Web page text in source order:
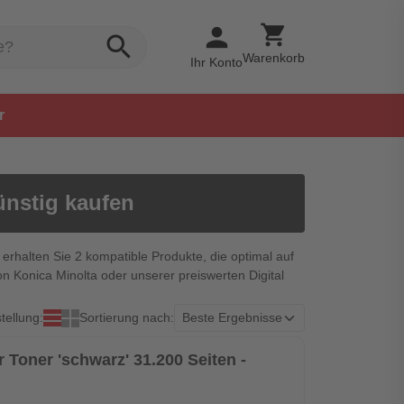
search person
Ihr Konto
shopping_cart
Warenkorb
kaufen
erhalten Sie 2 kompatible Produkte, die optimal auf
Konica Minolta oder unserer preiswerten Digital
Sortierung nach:
'schwarz' 31.200 Seiten -